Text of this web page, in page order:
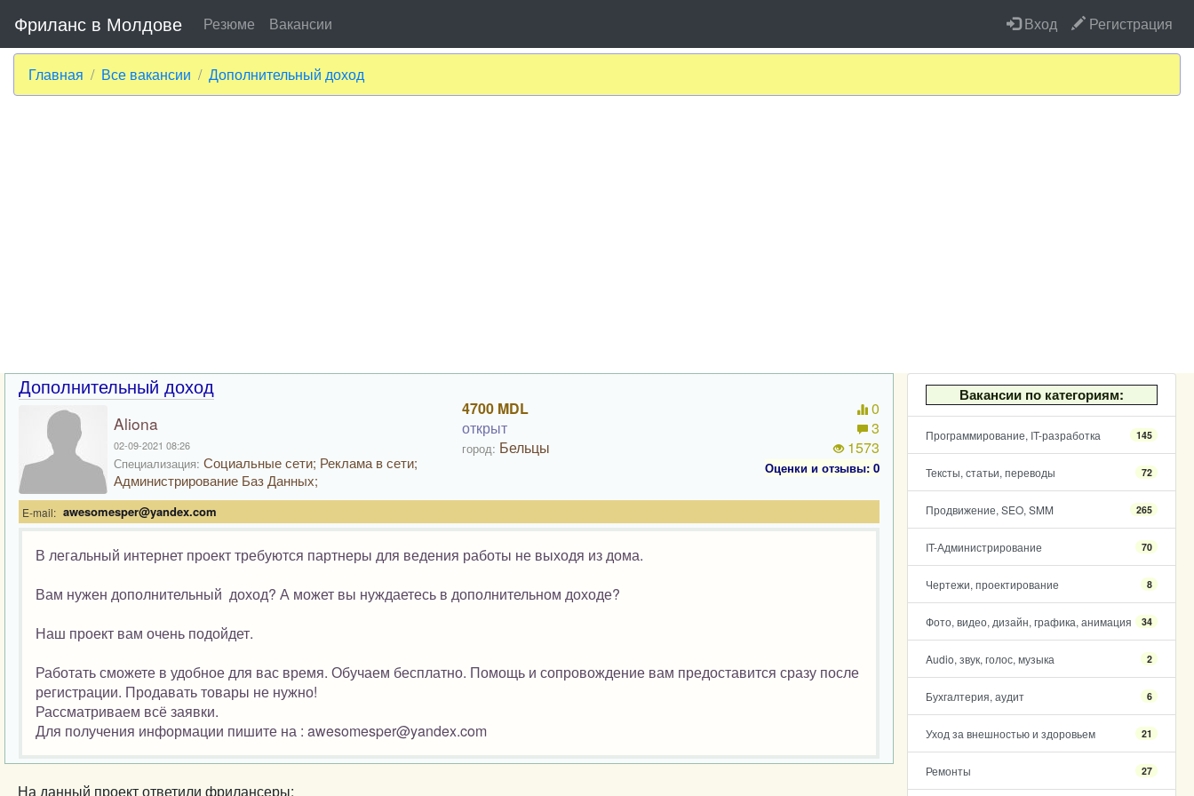
Фриланс в Молдове Резюме Вакансии Вход Регистрация
Главная Все вакансии Дополнительный доход
Вакансии по категориям:
Программирование, IT-разработка 145
Тексты, статьи, переводы 72
Продвижение, SEO, SMM 265
IT-Администрирование 70
Чертежи, проектирование 8
Фото, видео, дизайн, графика, анимация 34
Audio, звук, голос, музыка 2
Бухгалтерия, аудит 6
Уход за внешностью и здоровьем 21
Ремонты 27
Дополнительный доход
Aliona
02-09-2021 08:26
Специализация: Социальные сети; Реклама в сети;
Администрирование Баз Данных;
4700 MDL
открыт
город: Бельцы
0
3
1573
Оценки и отзывы: 0
E-mail: awesomesper@yandex.com
В легальный интернет проект требуются партнеры для ведения работы не выходя из дома.
Вам нужен дополнительный доход? А может вы нуждаетесь в дополнительном доходе?
Наш проект вам очень подойдет.
Работать сможете в удобное для вас время. Обучаем бесплатно. Помощь и сопровождение вам предоставится сразу после
регистрации. Продавать товары не нужно!
Рассматриваем всё заявки.
Для получения информации пишите на : awesomesper@yandex.com
На данный проект ответили фрилансеры: